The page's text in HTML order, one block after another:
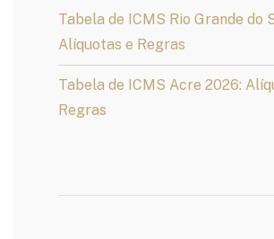
Tabela de ICMS Rio Grande do
Alíquotas e Regras
Tabela de ICMS Acre 2026:
Regras